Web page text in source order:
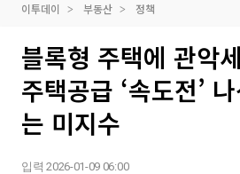
이투데이 부동산 정책
블록형 주택에 관악
주택공급 ‘속도전’
는 미지수
입력 2026-01-09 06:00